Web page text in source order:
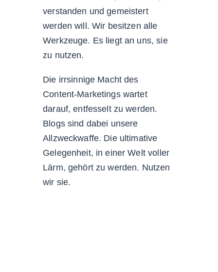
verstanden und gemeistert
werden will. Wir besitzen alle
Werkzeuge. Es liegt an uns, sie
zu nutzen.
Die irrsinnige Macht des
Content-Marketings wartet
darauf, entfesselt zu werden.
Blogs sind dabei unsere
Allzweckwaffe. Die ultimative
Gelegenheit, in einer Welt voller
Lärm, gehört zu werden. Nutzen
wir sie.